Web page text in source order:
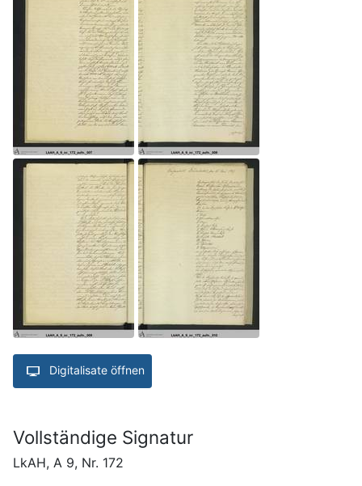
Digitalisate öffnen
Vollständige Signatur
LkAH, A 9, Nr. 172